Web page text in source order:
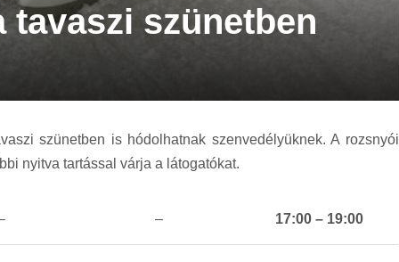
tavaszi szünetben
szünetben is hódolhatnak szenvedélyüknek. A rozsnyói
nyitva tartással várja a látogatókat.
– 17:00 – 19:00